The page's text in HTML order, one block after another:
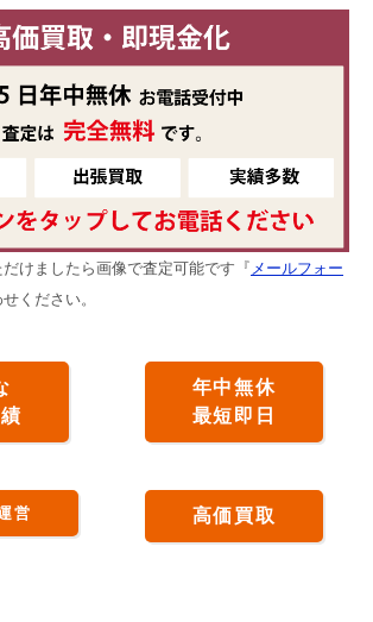
けましたら画像で査定可能です『 メールフォー
ください。
年中無休
最短即日
営 高価買取